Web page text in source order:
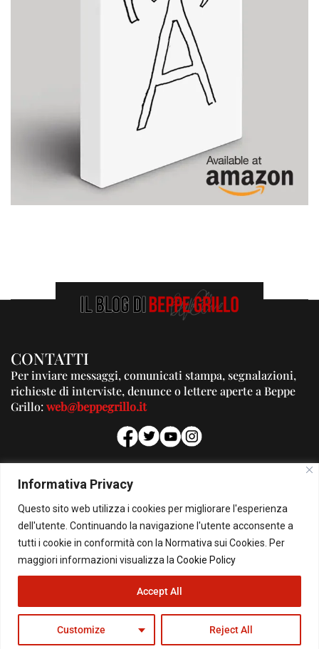
Informativa Privacy
Questo sito web utilizza i cookies per migliorare l'esperienza
dell'utente. Continuando la navigazione l'utente acconsente a
tutti i cookie in conformità con la Normativa sui Cookies. Per
maggiori informazioni visualizza la Cookie Policy
Customize Reject All
Accept All
CONTATTI
Per inviare messaggi, comunicati stampa, segnalazioni,
richieste di interviste, denunce o lettere aperte a Beppe
Grillo:web@beppegrillo.it
PUBBLICITA'
Per la tua pubblicità su questo Blog:
pubblicita@beppegrillo.it
HOMEPAGE COOKIE POLICY PRIVACY POLICY CONTATTI
© Copyright 2026 - Il Blog di Beppe Grillo. All Rights Reserved - Powered by
happygrafic.com